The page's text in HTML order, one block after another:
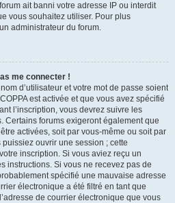
ait banni votre adresse IP ou interdit
vous souhaitez utiliser. Pour plus
administrateur du forum.
me connecter !
d’utilisateur et votre mot de passe soient
est activée et que vous avez spécifié
l’inscription, vous devrez suivre les
Certains forums exigeront également que
activées, soit par vous-même ou soit par
ouvrir une session ; cette
inscription. Si vous aviez reçu un
instructions. Si vous ne recevez pas de
spécifié une mauvaise adresse
électronique a été filtré en tant que
de courrier électronique que vous